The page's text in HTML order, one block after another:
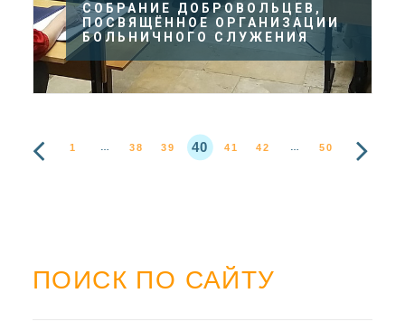
СОБРАНИЕ ДОБРОВОЛЬЦЕВ,
ПОСВЯЩЁННОЕ ОРГАНИЗАЦИИ
БОЛЬНИЧНОГО СЛУЖЕНИЯ
1 … 38 39 40 41 42 … 50
ПОИСК ПО САЙТУ